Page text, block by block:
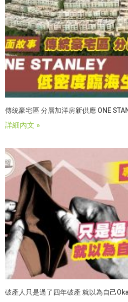
傳統豪宅區 分層加洋房新供應 ONE
詳細內文 »
破產人只是過了四年破產 就以為自己